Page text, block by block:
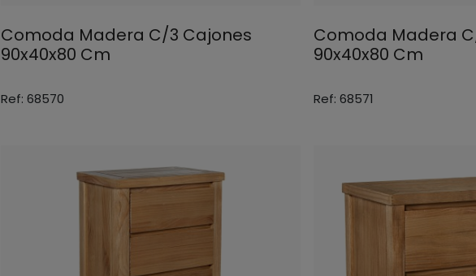
Comoda Madera C/3 Cajones
90x40x80 Cm
Ref: 68570
Comoda Madera
90x40x80 Cm
Ref: 68571